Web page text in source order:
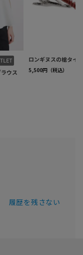
履歴を残さない